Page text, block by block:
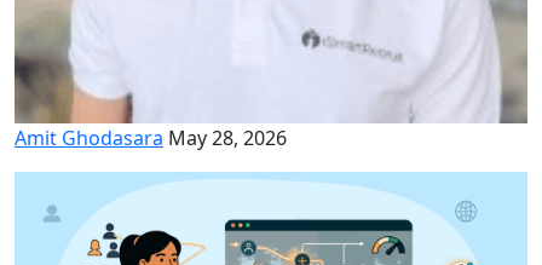
Amit Ghodasara May 28, 2026